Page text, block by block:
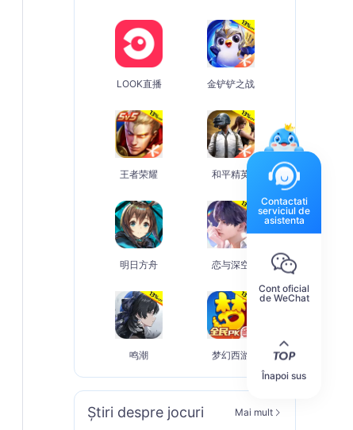
LOOK直播 金铲铲之战
王者荣耀 和平精英
明日方舟 恋与深空
鸣潮 梦幻西游
Știri despre jocuri Mai mult
Contactati
serviciul de
asistenta
Cont oficial
de WeChat
Înapoi sus